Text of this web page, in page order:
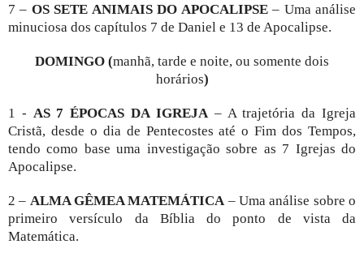
7 – OS SETE ANIMAIS DO APOCALIPSE– Uma análise
minuciosa dos capítulos 7 de Daniel e 13 de Apocalipse.
DOMINGO (manhã, tarde e noite, ou somente dois
horários)
1 - AS 7 ÉPOCAS DA IGREJA – A trajetória da Igreja
Cristã, desde o dia de Pentecostes até o Fim dos Tempos,
tendo como base uma investigação sobre as 7 Igrejas do
Apocalipse.
2 – ALMA GÊMEA MATEMÁTICA – Uma análise sobre o
primeiro versículo da Bíblia do ponto de vista da
Matemática.